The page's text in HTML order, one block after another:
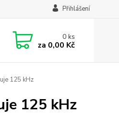
Přihlášení
0ks
za 0,00 Kč
125 kHz
125 kHz